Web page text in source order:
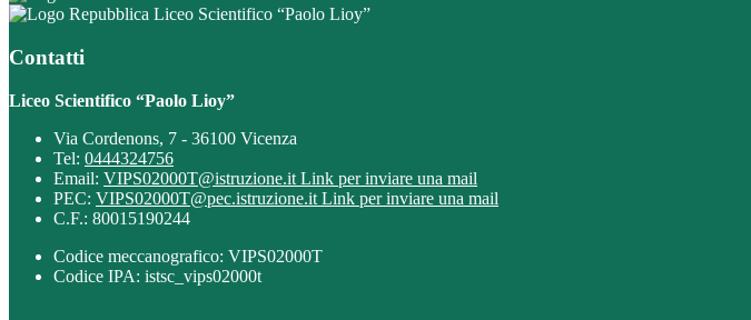
Liceo Scientifico “Paolo Lioy”
Contatti
Liceo Scientifico “Paolo Lioy”
Via Cordenons, 7 - 36100 Vicenza
Tel: 0444324756
Email: VIPS02000T@istruzione.it Link per inviare una mail
PEC: VIPS02000T@pec.istruzione.it Link per inviare una mail
C.F.: 80015190244
Codice meccanografico: VIPS02000T
Codice IPA: istsc_vips02000t